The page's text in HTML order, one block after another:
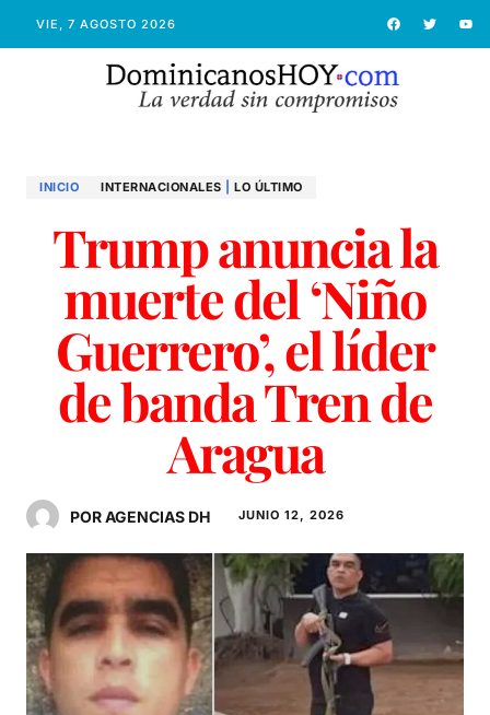
VIE, 7 AGOSTO 2026
INICIO INTERNACIONALES LO ÚLTIMO
Trump anuncia la
muerte del ‘Niño
Guerrero’, el líder
de banda Tren de
Aragua
POR AGENCIAS DH JUNIO 12, 2026